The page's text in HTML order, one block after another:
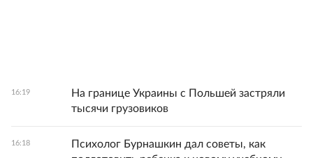
16:19
На границе Украины с Польшей застряли
тысячи грузовиков
16:18
Психолог Бурнашкин дал советы, как